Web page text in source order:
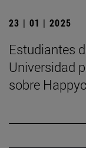
23 | 01 | 2025
Estudiantes
Universidad
sobre